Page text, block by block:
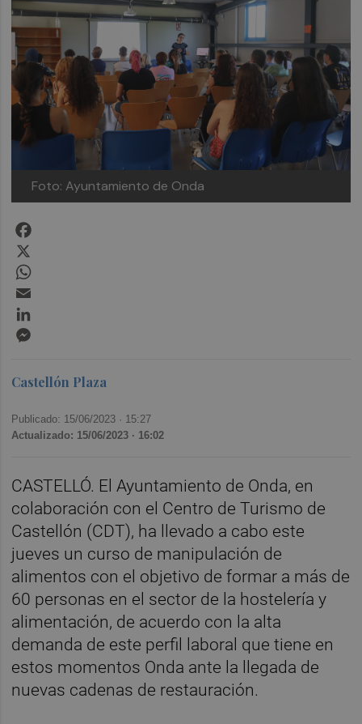
Foto: Ayuntamiento de Onda
Castellón Plaza
Publicado: 15/06/2023 · 15:27
Actualizado: 15/06/2023 · 16:02
CASTELLÓ. El Ayuntamiento de Onda, en
colaboración con el Centro de Turismo de
Castellón (CDT), ha llevado a cabo este
jueves un curso de manipulación de
alimentos con el objetivo de formar a más de
60 personas en el sector de la hostelería y
alimentación, de acuerdo con la alta
demanda de este perfil laboral que tiene en
estos momentos Onda ante la llegada de
nuevas cadenas de restauración.